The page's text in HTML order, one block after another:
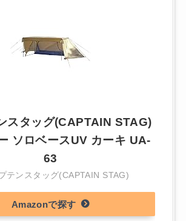
スタッグ(CAPTAIN STAG)
ソロベースUV カーキ UA-
63
テンスタッグ(CAPTAIN STAG)
Amazon